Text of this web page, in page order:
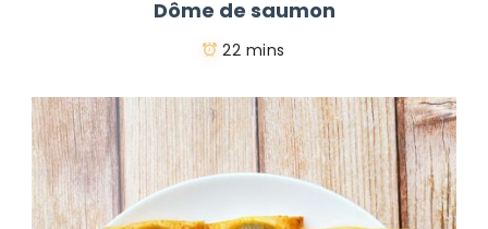
Dôme de saumon
22 mins